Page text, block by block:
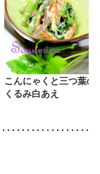
こんにゃくと三つ葉の
くるみ白あえ